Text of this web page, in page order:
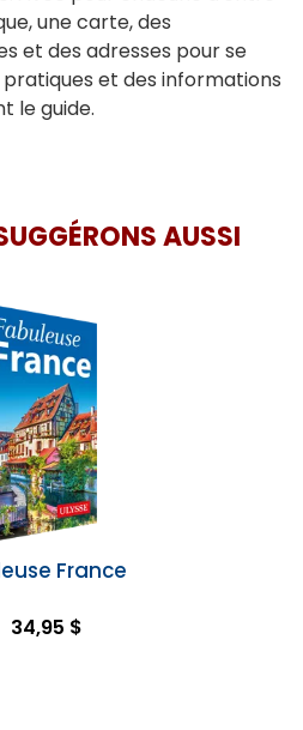
une carte, des
et des adresses pour se
et des informations
le guide.
AUSSI
France
34,95 $